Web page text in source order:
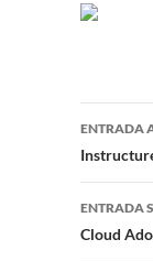
de
ENTRADA
ENTRADA
Cloud